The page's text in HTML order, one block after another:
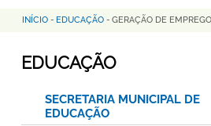
Trilha
de
INÍCIO - EDUCAÇÃO - GERAÇÃO DE
EDUCAÇÃO
SECRETARIA MUNICIPAL DE
EDUCAÇÃO